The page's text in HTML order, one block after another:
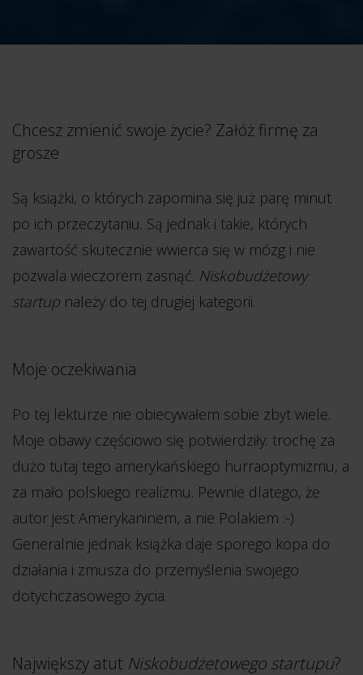
Chcesz zmienić swoje życie? Załóż firmę za
grosze
Są książki, o których zapomina się już parę minut
po ich przeczytaniu. Są jednak i takie, których
zawartość skutecznie wwierca się w mózg i nie
pozwala wieczorem zasnąć. Niskobudżetowy
startup należy do tej drugiej kategorii.
Moje oczekiwania
Po tej lekturze nie obiecywałem sobie zbyt wiele.
Moje obawy częściowo się potwierdziły: trochę za
dużo tutaj tego amerykańskiego hurraoptymizmu, a
za mało polskiego realizmu. Pewnie dlatego, że
autor jest Amerykaninem, a nie Polakiem :-)
Generalnie jednak książka daje sporego kopa do
działania i zmusza do przemyślenia swojego
dotychczasowego życia.
Największy atut Niskobudżetowego startupu?